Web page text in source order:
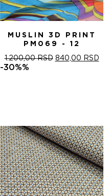
MUSLIN 3D PRINT
PM069 - 12
1.200,00RSD ОРИГИНАЛНА
840,00 RSD
-30%%